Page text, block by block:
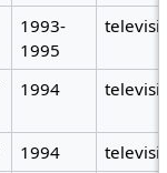
1993-
1995
1994
1994